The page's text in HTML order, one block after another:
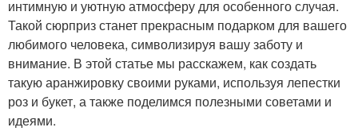
интимную и уютную атмосферу для особенного случая.
Такой сюрприз станет прекрасным подарком для вашего
любимого человека, символизируя вашу заботу и
внимание. В этой статье мы расскажем, как создать
такую аранжировку своими руками, используя лепестки
роз и букет, а также поделимся полезными советами и
идеями.